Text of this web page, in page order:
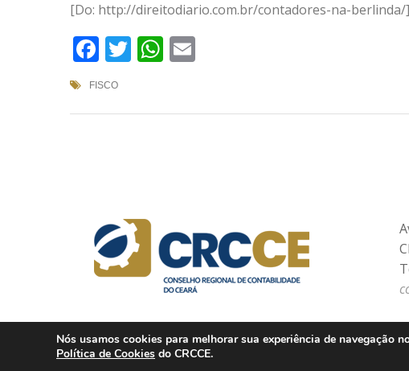
[Do: http://direitodiario.com.br/contadores-na-berlinda/]
Facebook
TwitterWhatsApp
FISCO
Nós usamos cookies para melhorar sua experiência de navegação
Política de Cookies do CRCCE.